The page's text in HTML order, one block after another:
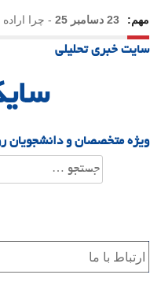
مهم: 23 دسامبر 25 - چرا
21 دسامبر 25
سایت خبری تحلیلی
ویژه متخصصان و دانشجویان
جستجو
برای: